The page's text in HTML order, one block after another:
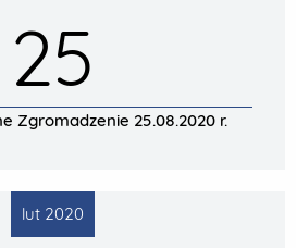
25
Zgromadzenie 25.08.2020 r.
lut 2020